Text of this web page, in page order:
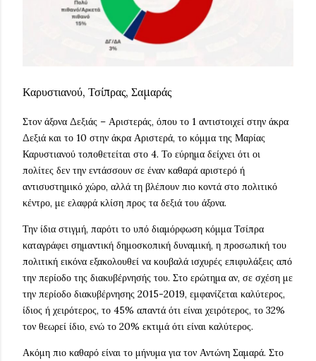
Καρυστιανού, Τσίπρας, Σαμαράς
Στον άξονα Δεξιάς – Αριστεράς, όπου το 1 αντιστοιχεί στην άκρα
Δεξιά και το 10 στην άκρα Αριστερά, το κόμμα της Μαρίας
Καρυστιανού τοποθετείται στο 4. Το εύρημα δείχνει ότι οι
πολίτες δεν την εντάσσουν σε έναν καθαρά αριστερό ή
αντισυστημικό χώρο, αλλά τη βλέπουν πιο κοντά στο πολιτικό
κέντρο, με ελαφρά κλίση προς τα δεξιά του άξονα.
Την ίδια στιγμή, παρότι το υπό διαμόρφωση κόμμα Τσίπρα
καταγράφει σημαντική δημοσκοπική δυναμική, η προσωπική του
πολιτική εικόνα εξακολουθεί να κουβαλά ισχυρές επιφυλάξεις από
την περίοδο της διακυβέρνησής του. Στο ερώτημα αν, σε σχέση με
την περίοδο διακυβέρνησης 2015-2019, εμφανίζεται καλύτερος,
ίδιος ή χειρότερος, το 45% απαντά ότι είναι χειρότερος, το 32%
τον θεωρεί ίδιο, ενώ το 20% εκτιμά ότι είναι καλύτερος.
Ακόμη πιο καθαρό είναι το μήνυμα για τον Αντώνη Σαμαρά. Στο